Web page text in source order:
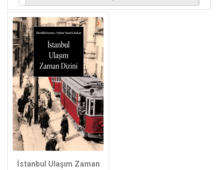
İstanbul Ulaşım Zaman